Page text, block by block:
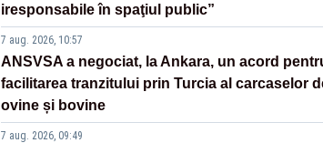
iresponsabile în spaţiul public”
7 aug. 2026, 10:57
ANSVSA a negociat, la Ankara, un acord
facilitarea tranzitului prin Turcia al carcaselor
ovine și bovine
7 aug. 2026, 09:49